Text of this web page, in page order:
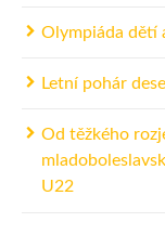
Olympiáda dětí
Letní pohár
Od těžkého
U22